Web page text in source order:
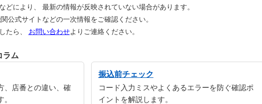
どにより、 最新の情報が反映されていない場合があります。
公式サイトなどの一次情報をご確認ください。
たら、 お問い合わせよりご連絡ください。
ラム
、店番との違い、確
振込前チェック
コード入力ミスやよくあるエラーを防ぐ確認ポ
イントを解説します。